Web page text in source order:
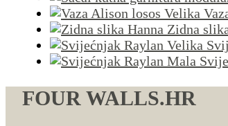
Zidna
FOUR WALLS.HR